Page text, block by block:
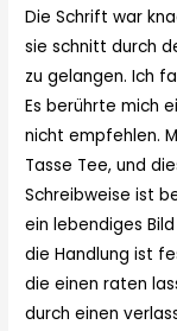
Die Schrift war
sie schnitt durch
zu gelangen. Ich
Es berührte mich
nicht empfehlen.
Tasse Tee, und
Schreibweise ist
ein lebendiges
die Handlung ist
die einen raten
durch einen